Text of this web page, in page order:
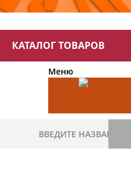
КАТАЛОГ ТОВАРОВ
Меню